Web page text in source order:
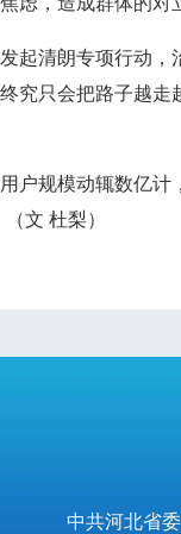
清朗专项行动，
究只会把路子越
规模动辄数亿计
文 杜梨）
中共河北省